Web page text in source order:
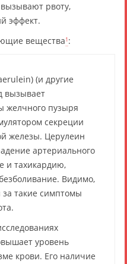
рвоту,
эффект.
вещества1:
(и другие
вызывает
желчного пузыря
секреции
железы. Церулеин
артериального
и тахикардию,
Видимо,
такие симптомы
уровень
крови. Его наличие